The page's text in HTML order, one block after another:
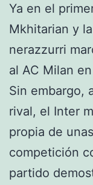
Ya en el
Mkhitarian y
nerazzurri
al AC Milan
Sin embargo,
rival, el Inter
propia de
competición
partido